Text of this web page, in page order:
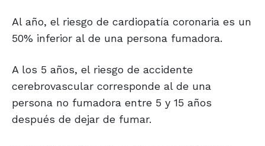
Al año, el riesgo de cardiopatía coronaria es un
50% inferior al de una persona fumadora.
A los 5 años, el riesgo de accidente
cerebrovascular corresponde al de una
persona no fumadora entre 5 y 15 años
después de dejar de fumar.